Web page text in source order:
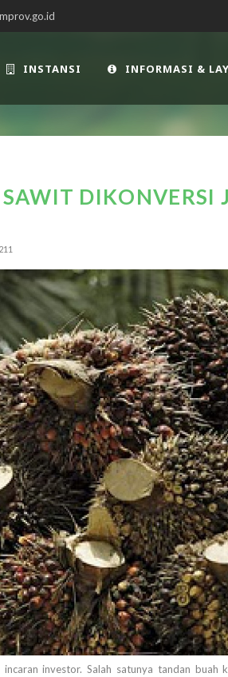
INSTANSI INFORMASI &
DIKONVERSI
investor. Salah satunya tandan buah